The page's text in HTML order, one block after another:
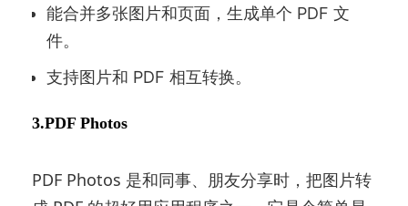
能合并多张图片和页面，生成单个 PDF 文
件。
支持图片和 PDF 相互转换。
3.PDF Photos
PDF Photos 是和同事、朋友分享时，把图片转